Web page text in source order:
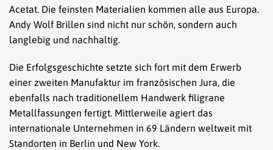
Acetat. Die feinsten Materialien kommen alle aus Europa.
Andy Wolf Brillen sind nicht nur schön, sondern auch
langlebig und nachhaltig.
Die Erfolgsgeschichte setzte sich fort mit dem Erwerb
einer zweiten Manufaktur im französischen Jura, die
ebenfalls nach traditionellem Handwerk filigrane
Metallfassungen fertigt. Mittlerweile agiert das
internationale Unternehmen in 69 Ländern weltweit mit
Standorten in Berlin und New York.